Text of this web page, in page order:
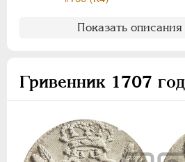
Показать
Гривенник 1707